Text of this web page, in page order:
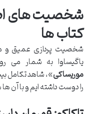
شخصیت های
کتاب ها
شخصیت پردازی عمیق و
یاگیساوا به شمار می
موریساکی»، شاهد تکامل
را دوست داشته ایم و با آن